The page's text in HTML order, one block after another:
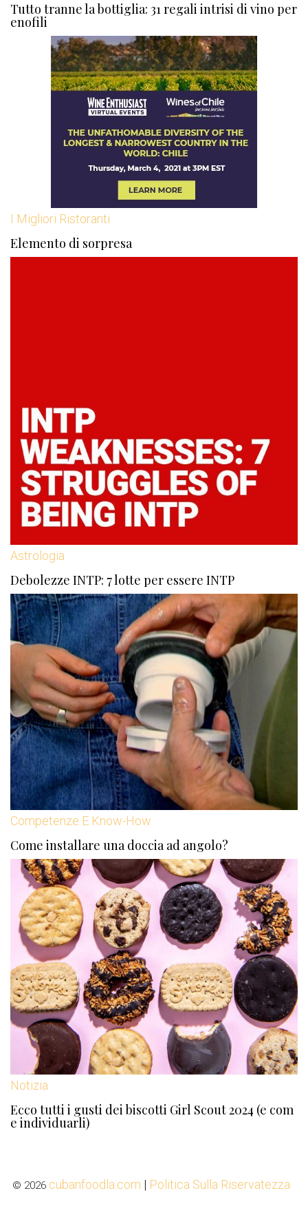
Tutto tranne la bottiglia: 31 regali intrisi di vino per
enofili
I Migliori Ristoranti
Elemento di sorpresa
Astrologia
Debolezze INTP: 7 lotte per essere INTP
Competenze E Know-How
Come installare una doccia ad angolo?
Notizia
Ecco tutti i gusti dei biscotti Girl Scout 2024 (e com
e individuarli)
© 2026 cubanfoodla.com | Politica Sulla Riservatezza